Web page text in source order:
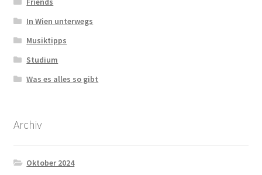
In Wien unterwegs
Musiktipps
Studium
Was es alles so gibt
Archiv
Oktober 2024